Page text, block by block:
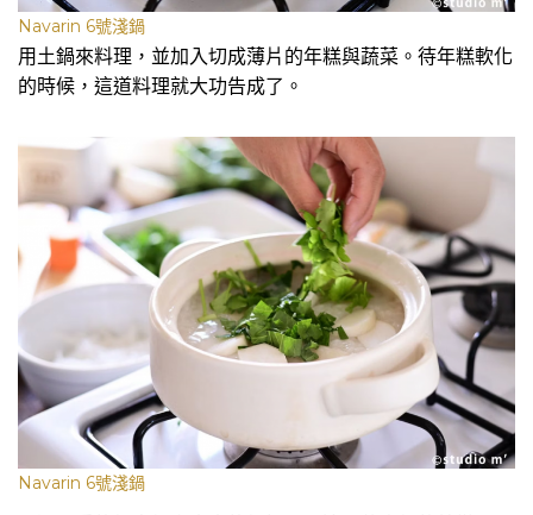
Navarin 6號淺鍋
用土鍋來料理，並加入切成薄片的年糕與蔬菜。待年糕軟化
的時候，這道料理就大功告成了。
Navarin 6號淺鍋